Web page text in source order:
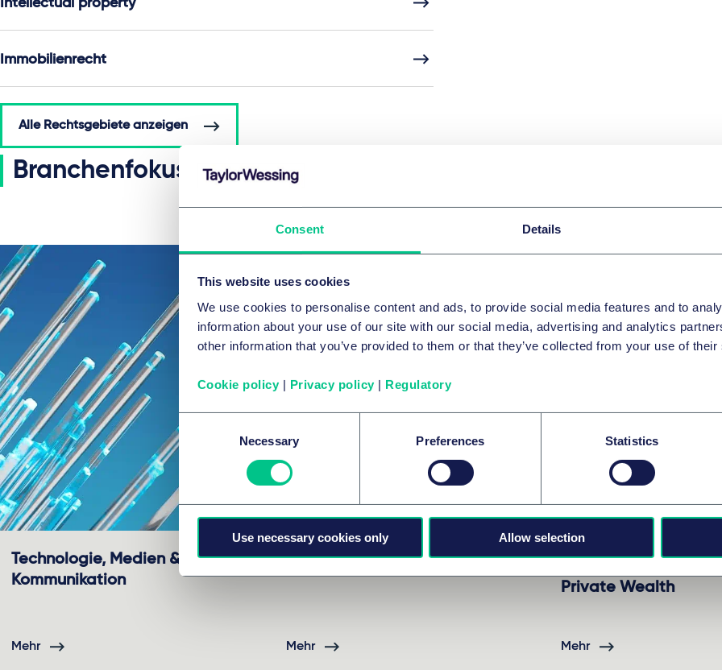
Consent Details
This website uses cookies
We use cookies to personalise content and ads, to provide social media features and to
information about your use of our site with our social media, advertising and analytics
other information that you’ve provided to them or that they’ve collected from your use of
Cookie policy | Privacy policy | Regulatory
Selection
Necessary Preferences Statistics
Use necessary cookies only Allow selection
Intellectual property
Immobilienrecht
Alle Rechtsgebiete anzeigen
Branchenfokus
Technologie, Medien &
Kommunikation
Mehr
Life Sciences & Healthcare
Mehr
Private Wealth
Mehr